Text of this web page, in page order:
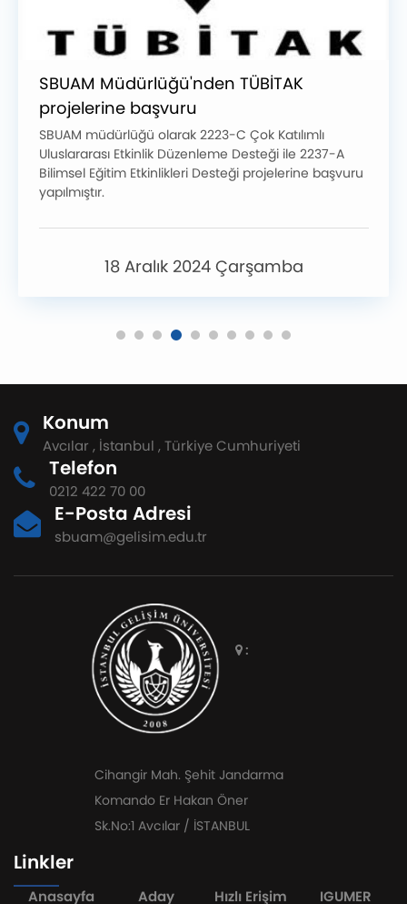
SBUAM Müdürlüğü'nden TÜBİTAK
projelerine başvuru
SBUAM müdürlüğü olarak 2223-C Çok Katılımlı
Uluslararası Etkinlik Düzenleme Desteği ile 2237-A
Bilimsel Eğitim Etkinlikleri Desteği projelerine başvuru
yapılmıştır.
18 Aralık 2024 Çarşamba
Konum
Avcılar , İstanbul , Türkiye Cumhuriyeti
Telefon
0212 422 70 00
E-Posta Adresi
sbuam@gelisim.edu.tr
:
Cihangir Mah. Şehit Jandarma
Komando Er Hakan Öner
Sk.No:1 Avcılar / İSTANBUL
Linkler
Anasayfa Aday Hızlı Erişim IGUMER